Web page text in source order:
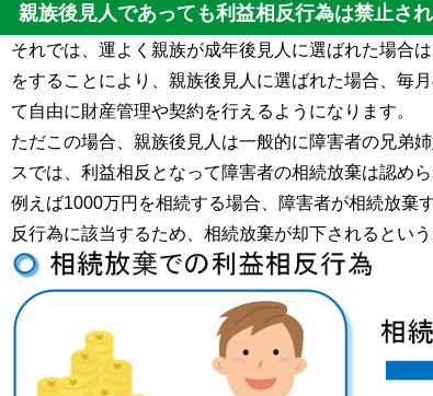
親族後見人であっても利益相反行為は禁止さ
それでは、運よく親族が成年後見人に選ばれた場合
をすることにより、親族後見人に選ばれた場合、毎
て自由に財産管理や契約を行えるようになります。
ただこの場合、親族後見人は一般的に障害者の兄弟
スでは、利益相反となって障害者の相続放棄は認めら
例えば1000万円を相続する場合、障害者が相続放棄
反行為に該当するため、相続放棄が却下されるという